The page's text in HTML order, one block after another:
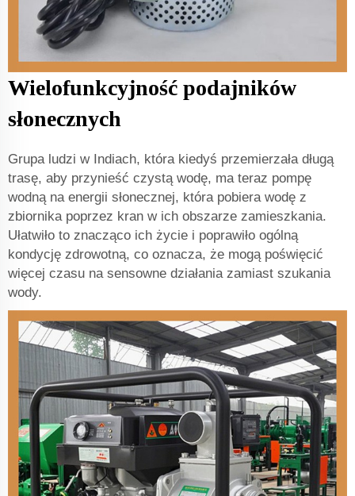
Wielofunkcyjność podajników
słonecznych
Grupa ludzi w Indiach, która kiedyś przemierzała długą
trasę, aby przynieść czystą wodę, ma teraz pompę
wodną na energii słonecznej, która pobiera wodę z
zbiornika poprzez kran w ich obszarze zamieszkania.
Ułatwiło to znacząco ich życie i poprawiło ogólną
kondycję zdrowotną, co oznacza, że mogą poświęcić
więcej czasu na sensowne działania zamiast szukania
wody.